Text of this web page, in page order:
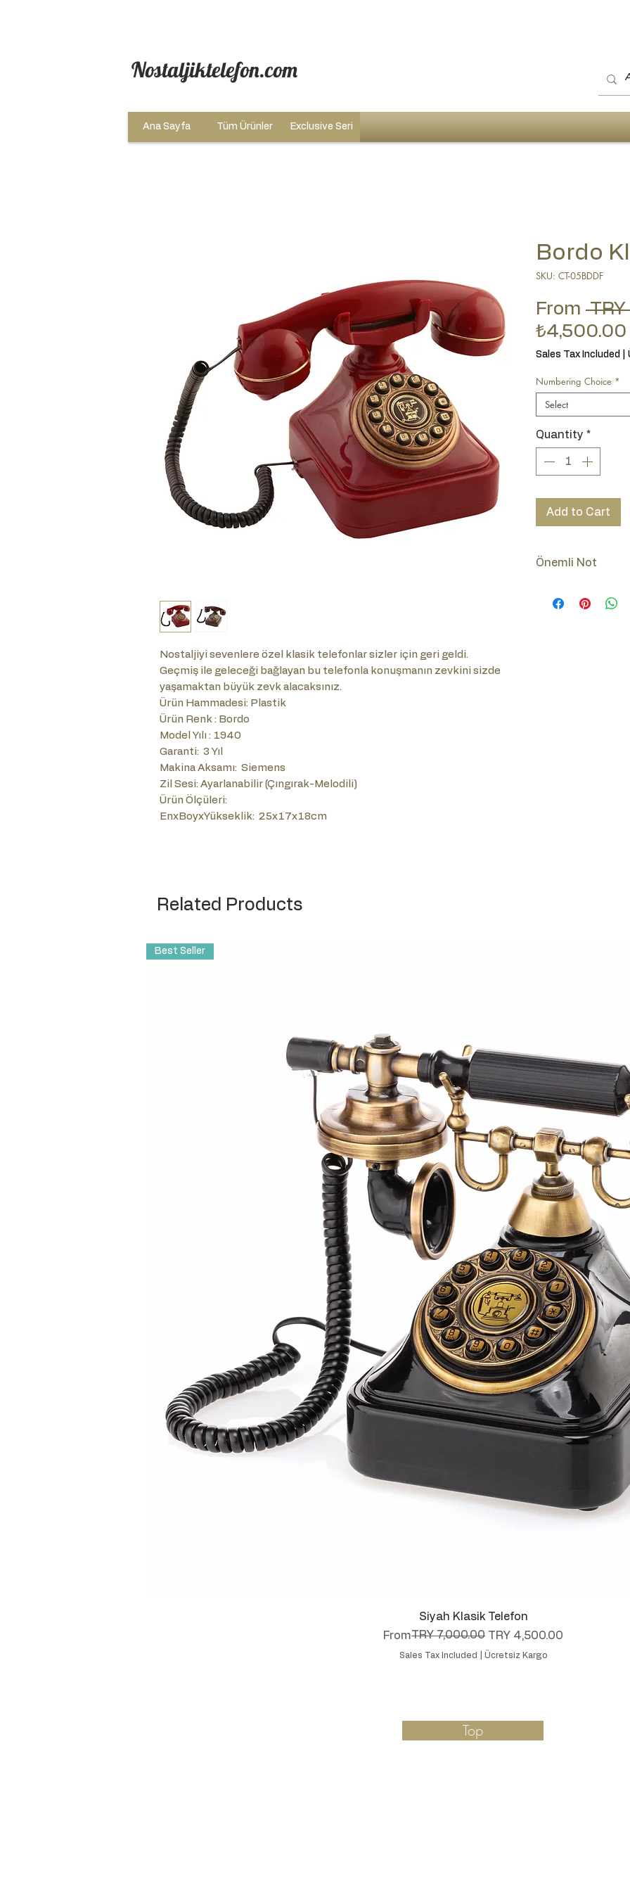
Nostaljiktelefon.com
Ana Sayfa Tüm Ürünler Exclusive Seri
Nostaljiyi sevenlere özel klasik telefonlar sizler için geri geldi.
Geçmiş ile geleceği bağlayan bu telefonla konuşmanın zevkini sizde
yaşamaktan büyük zevk alacaksınız.
Ürün Hammadesi: Plastik
Ürün Renk : Bordo
Model Yılı : 1940
Garanti: 3 Yıl
Makina Aksamı: Siemens
Zil Sesi: Ayarlanabilir (Çıngırak-Melodili)
Ürün Ölçüleri:
EnxBoyxYükseklik: 25x17x18cm
Bordo
SKU: CT-05BDDF
From TRY
₺4,500.00
Sales Tax Included
Numbering Choice *
Select
Quantity *
Add to Cart
Önemli Not
(Tuşlu-Çevirmeli)
Related Products
Quick View
Best Seller
Siyah Klasik Telefon
From
Regular Price
TRY 7,000.00 TRY 4,500.00
Sale Price
Sales Tax Included Ücretsiz Kargo
Top